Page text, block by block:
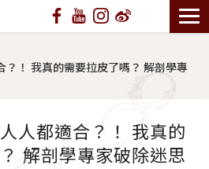
？！ 我真的需要拉皮了嗎？ 解剖學專
人都適合？！ 我真的
解剖學專家破除迷思